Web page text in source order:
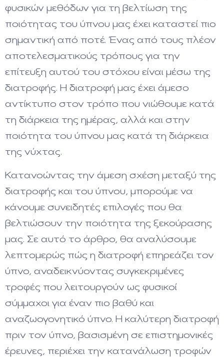
φυσικών μεθόδων για τη βελτίωση της
ποιότητας του ύπνου μας έχει καταστεί πιο
σημαντική από ποτέ. Ένας από τους πλέον
αποτελεσματικούς τρόπους για την
επίτευξη αυτού του στόχου είναι μέσω της
διατροφής. Η διατροφή μας έχει άμεσο
αντίκτυπο στον τρόπο που νιώθουμε κατά
τη διάρκεια της ημέρας, αλλά και στην
ποιότητα του ύπνου μας κατά τη διάρκεια
της νύχτας.
Κατανοώντας την άμεση σχέση μεταξύ της
διατροφής και του ύπνου, μπορούμε να
κάνουμε συνειδητές επιλογές που θα
βελτιώσουν την ποιότητα της ξεκούρασης
μας. Σε αυτό το άρθρο, θα αναλύσουμε
λεπτομερώς πώς η διατροφή επηρεάζει τον
ύπνο, αναδεικνύοντας συγκεκριμένες
τροφές που λειτουργούν ως φυσικοί
σύμμαχοι για έναν πιο βαθύ και
αναζωογονητικό ύπνο. Η καλύτερη διατροφή
πριν τον ύπνο, βασισμένη σε επιστημονικές
έρευνες, περιέχει την κατανάλωση τροφών